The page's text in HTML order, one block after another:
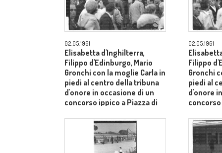
02.05.1961
Elisabetta d'Inghilterra,
Filippo d'Edinburgo, Mario
Gronchi con la moglie Carla in
piedi al centro della tribuna
d'onore in occasione di un
concorso ippico a Piazza di
02.05.1961
Filippo
Gronchi
piedi al
d'onore